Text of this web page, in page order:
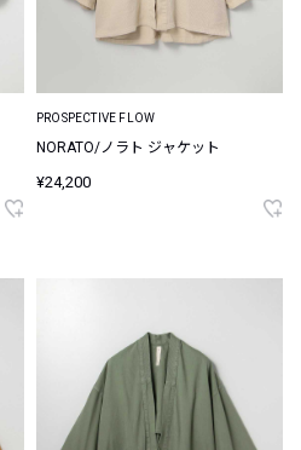
PROSPECTIVE FLOW
NORATO/ノラト ジャケット
¥24,200